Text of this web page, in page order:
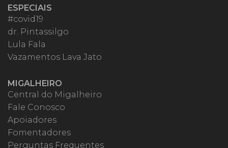
ESPECIAIS
#covid19
dr. Pintassilgo
Lula Fala
Vazamentos Lava Jato
MIGALHEIRO
Central do Migalheiro
Fale Conosco
Apoiadores
Fomentadores
Perguntas Frequentes